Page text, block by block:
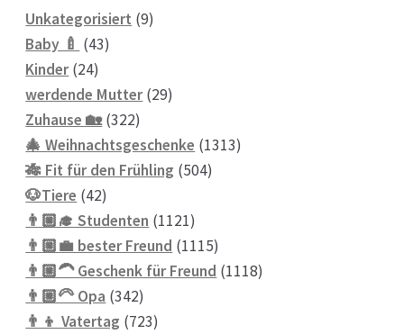
Unkategorisiert 99
Baby 🍼 4343
Kinder 2424
Produkte
werdende Mutter 2929
Zuhause 🏡 322322
Produkte
🎄 Weihnachtsgeschenke 13131313
🎋 Fit für den Frühling 504504
🐶Tiere 4242
Produkte
👨🏼‍🎓 Studenten 11211121
Produkte
👨🏼‍💼 bester Freund 11151115
Produkte
👨🏼‍🦱 Geschenk für Freund 11181118
👨🏼‍🦳 Opa 342342
Produkte
👨‍👦 Vatertag 723723